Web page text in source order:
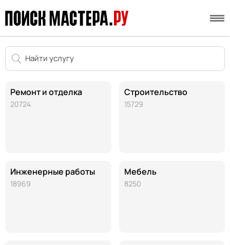
Ремонт и отделка
20724
Инженерные работы
18969
Строительство
15729
Мебель
8250